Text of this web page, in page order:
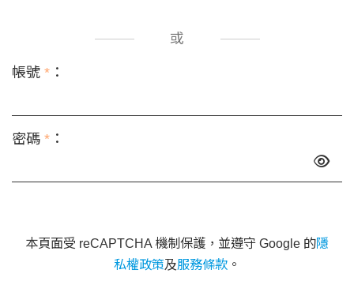
或
帳號 * ：
密碼 * ：
本頁面受 reCAPTCHA 機制保護，並遵守 Google 的隱
私權政策及服務條款 。